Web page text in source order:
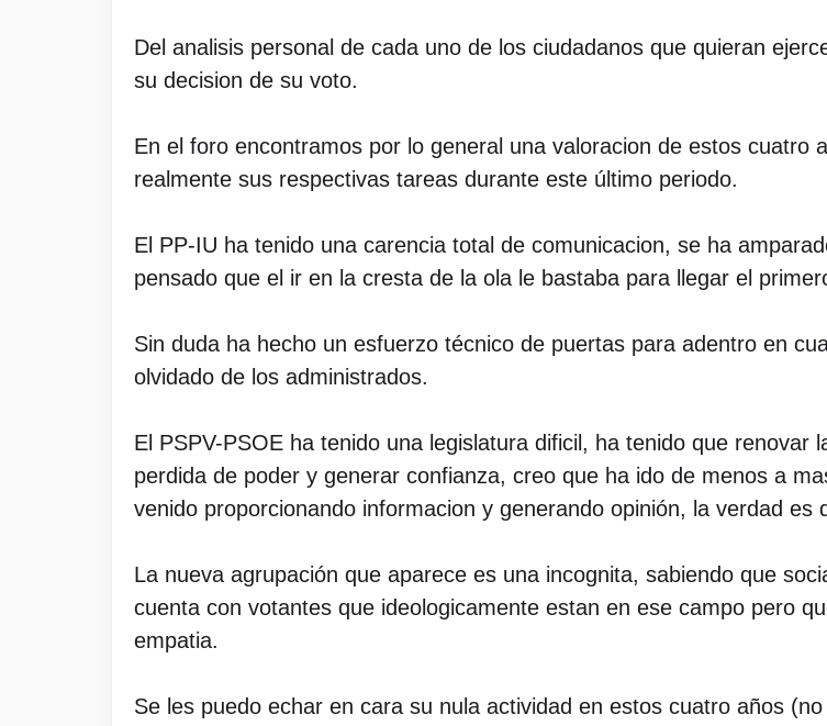
Del analisis personal de cada uno de los ciudadanos que quieran
su decision de su voto.
En el foro encontramos por lo general una valoracion de estos cuatro
realmente sus respectivas tareas durante este último periodo.
El PP-IU ha tenido una carencia total de comunicacion, se ha
pensado que el ir en la cresta de la ola le bastaba para llegar el
Sin duda ha hecho un esfuerzo técnico de puertas para adentro en
olvidado de los administrados.
El PSPV-PSOE ha tenido una legislatura dificil, ha tenido que
perdida de poder y generar confianza, creo que ha ido de menos a
venido proporcionando informacion y generando opinión, la verdad es
La nueva agrupación que aparece es una incognita, sabiendo que
cuenta con votantes que ideologicamente estan en ese campo pero
empatia.
Se les puedo echar en cara su nula actividad en estos cuatro años